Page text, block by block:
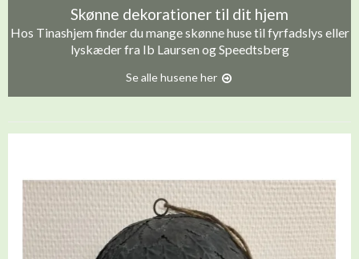
Skønne dekorationer til dit hjem
Hos Tinashjem finder du mange skønne huse til fyrfadslys eller
lyskæder fra Ib Laursen og Speedtsberg
Se alle husene her